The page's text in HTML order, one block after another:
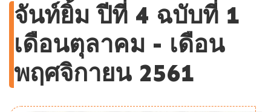
จันท์ยิ้ม ปีที่ 4 ฉบับที่ 1
เดือนตุลาคม - เดือน
พฤศจิกายน 2561